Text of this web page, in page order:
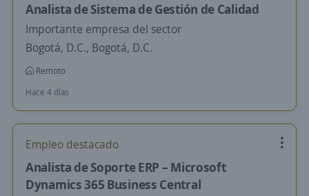
Analista de Sistema de Gestión de Calidad
Importante empresa del sector
Bogotá, D.C., Bogotá, D.C.
Remoto
Hace 4 días
Empleo destacado
Analista de Soporte ERP – Microsoft
Dynamics 365 Business Central